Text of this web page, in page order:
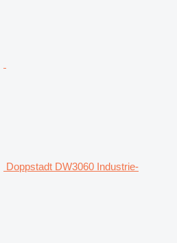
Doppstadt DW3060 Industrie-